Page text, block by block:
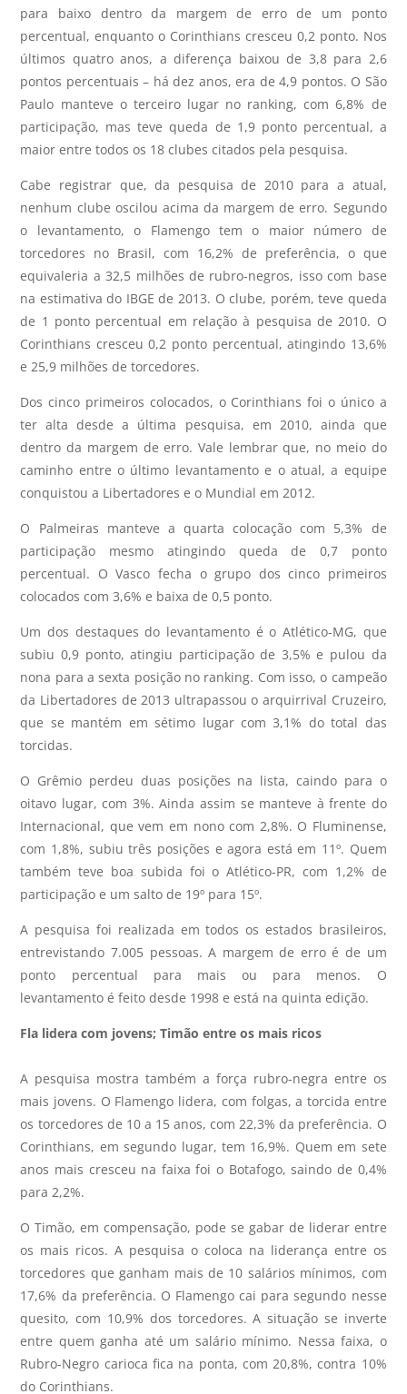
para baixo dentro da margem de erro de um ponto
percentual, enquanto o Corinthians cresceu 0,2 ponto. Nos
últimos quatro anos, a diferença baixou de 3,8 para 2,6
pontos percentuais – há dez anos, era de 4,9 pontos. O São
Paulo manteve o terceiro lugar no ranking, com 6,8% de
participação, mas teve queda de 1,9 ponto percentual, a
maior entre todos os 18 clubes citados pela pesquisa.
Cabe registrar que, da pesquisa de 2010 para a atual,
nenhum clube oscilou acima da margem de erro. Segundo
o levantamento, o Flamengo tem o maior número de
torcedores no Brasil, com 16,2% de preferência, o que
equivaleria a 32,5 milhões de rubro-negros, isso com base
na estimativa do IBGE de 2013. O clube, porém, teve queda
de 1 ponto percentual em relação à pesquisa de 2010. O
Corinthians cresceu 0,2 ponto percentual, atingindo 13,6%
e 25,9 milhões de torcedores.
Dos cinco primeiros colocados, o Corinthians foi o único a
ter alta desde a última pesquisa, em 2010, ainda que
dentro da margem de erro. Vale lembrar que, no meio do
caminho entre o último levantamento e o atual, a equipe
conquistou a Libertadores e o Mundial em 2012.
O Palmeiras manteve a quarta colocação com 5,3% de
participação mesmo atingindo queda de 0,7 ponto
percentual. O Vasco fecha o grupo dos cinco primeiros
colocados com 3,6% e baixa de 0,5 ponto.
Um dos destaques do levantamento é o Atlético-MG, que
subiu 0,9 ponto, atingiu participação de 3,5% e pulou da
nona para a sexta posição no ranking. Com isso, o campeão
da Libertadores de 2013 ultrapassou o arquirrival Cruzeiro,
que se mantém em sétimo lugar com 3,1% do total das
torcidas.
O Grêmio perdeu duas posições na lista, caindo para o
oitavo lugar, com 3%. Ainda assim se manteve à frente do
Internacional, que vem em nono com 2,8%. O Fluminense,
com 1,8%, subiu três posições e agora está em 11º. Quem
também teve boa subida foi o Atlético-PR, com 1,2% de
participação e um salto de 19º para 15º.
A pesquisa foi realizada em todos os estados brasileiros,
entrevistando 7.005 pessoas. A margem de erro é de um
ponto percentual para mais ou para menos. O
levantamento é feito desde 1998 e está na quinta edição.
Fla lidera com jovens; Timão entre os mais ricos
A pesquisa mostra também a força rubro-negra entre os
mais jovens. O Flamengo lidera, com folgas, a torcida entre
os torcedores de 10 a 15 anos, com 22,3% da preferência. O
Corinthians, em segundo lugar, tem 16,9%. Quem em sete
anos mais cresceu na faixa foi o Botafogo, saindo de 0,4%
para 2,2%.
O Timão, em compensação, pode se gabar de liderar entre
os mais ricos. A pesquisa o coloca na liderança entre os
torcedores que ganham mais de 10 salários mínimos, com
17,6% da preferência. O Flamengo cai para segundo nesse
quesito, com 10,9% dos torcedores. A situação se inverte
entre quem ganha até um salário mínimo. Nessa faixa, o
Rubro-Negro carioca fica na ponta, com 20,8%, contra 10%
do Corinthians.